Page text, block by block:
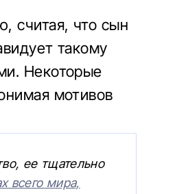
считая, что сын
такому
Некоторые
мотивов
ее тщательно
всего мира,